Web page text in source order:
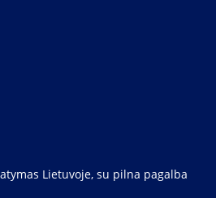
Lietuvoje, su pilna pagalba